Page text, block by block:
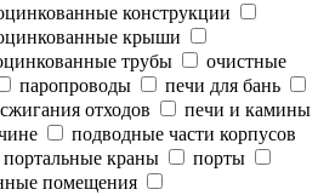
конструкции
крыши
трубы
очистные
паропроводы
печи для бань
отходов
печи и камины
подводные части корпусов
портальные краны
порты
помещения